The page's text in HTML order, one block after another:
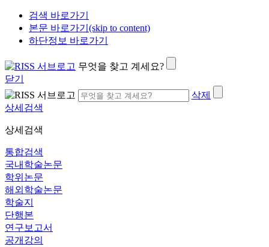
검색 바로가기
본문 바로가기(skip to content)
하단정보 바로가기
무엇을 찾고 계세요?
닫기
삭제
상세검색
상세검색
통합검색
국내학술논문
학위논문
해외학술논문
학술지
단행본
연구보고서
공개강의